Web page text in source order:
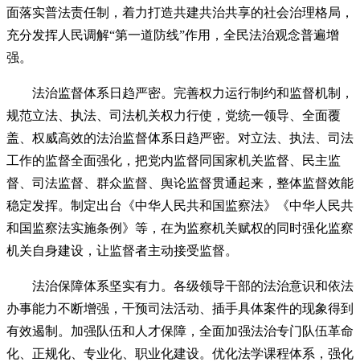
面落实普法责任制，着力打造共建共治共享的社会治理格局，
充分发挥人民调解“第一道防线”作用，全民法治观念普遍增
强。
法治监督体系日趋严密。完善权力运行制约和监督机制，
规范立法、执法、司法机关权力行使，党统一领导、全面覆
盖、权威高效的法治监督体系日趋严密。对立法、执法、司法
工作的监督全面强化，把党内监督同国家机关监督、民主监
督、司法监督、群众监督、舆论监督贯通起来，整体监督效能
稳定发挥。制定出台《中华人民共和国监察法》《中华人民共
和国监察法实施条例》等，在为监察机关赋权的同时强化监察
机关自身建设，让监督者主动接受监督。
法治保障体系坚实有力。各级领导干部的法治意识和依法
办事能力不断增强，干预司法活动、插手具体案件的现象得到
有效遏制。加强队伍和人才保障，全面加强法治专门队伍革命
化、正规化、专业化、职业化建设。优化法学课程体系，强化